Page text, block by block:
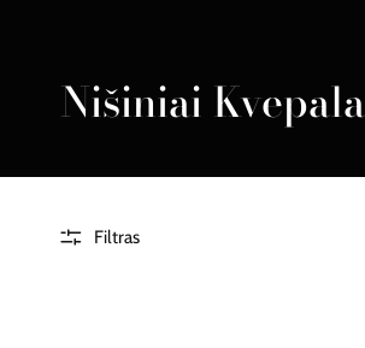
Nišiniai
Filtras